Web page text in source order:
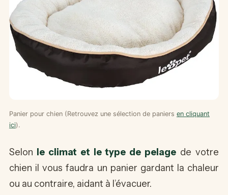
Panier pour chien (Retrouvez une sélection de paniers en cliquant
ici).
Selon le climat et le type de pelage de votre
chien il vous faudra un panier gardant la chaleur
ou au contraire, aidant à l’évacuer.